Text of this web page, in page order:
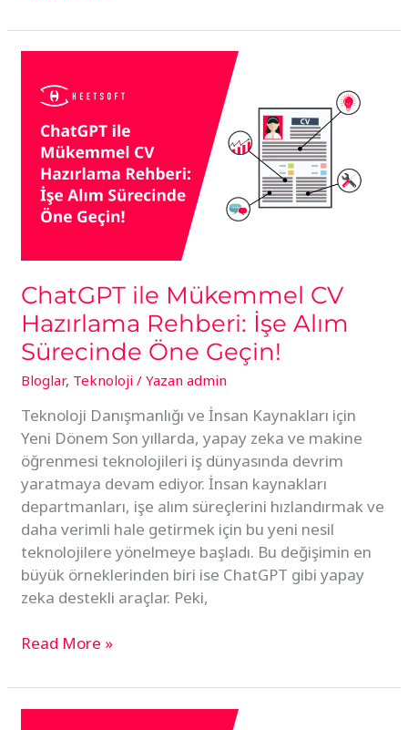
ChatGPT ile Mükemmel CV
Hazırlama Rehberi: İşe Alım
Sürecinde Öne Geçin!
Bloglar, Teknoloji / Yazan admin
Teknoloji Danışmanlığı ve İnsan Kaynakları için
Yeni Dönem Son yıllarda, yapay zeka ve makine
öğrenmesi teknolojileri iş dünyasında devrim
yaratmaya devam ediyor. İnsan kaynakları
departmanları, işe alım süreçlerini hızlandırmak ve
daha verimli hale getirmek için bu yeni nesil
teknolojilere yönelmeye başladı. Bu değişimin en
büyük örneklerinden biri ise ChatGPT gibi yapay
zeka destekli araçlar. Peki,
Mükemmel
Hazırlama
Rehberi:
İşe
Alım
Öne
Geçin!
Read More »